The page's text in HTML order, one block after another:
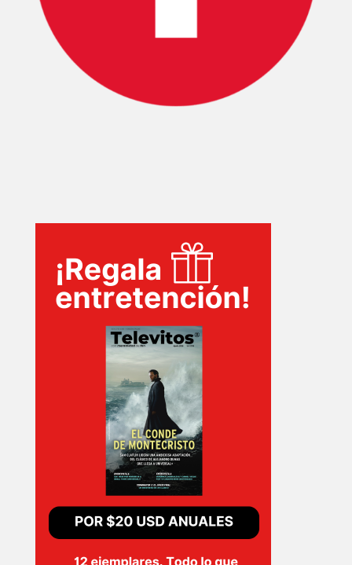
SERIES